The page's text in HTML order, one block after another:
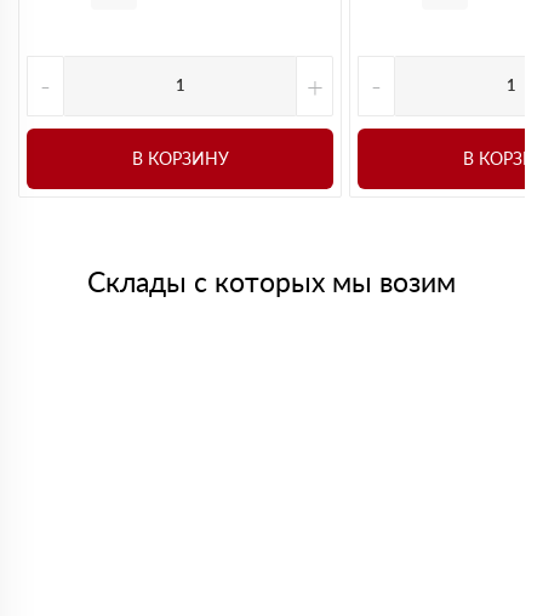
- +
В КОРЗИНУ
-
В
Склады с которых мы возим